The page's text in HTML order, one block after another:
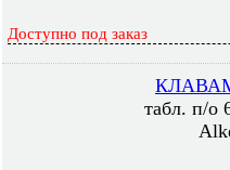
Доступно под заказ
табл. п/о